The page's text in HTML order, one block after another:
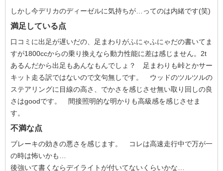
しかし今デリカのディーゼルに気持ちが…ってのは内緒です(笑)
満足している点
口コミに出足が遅いだの、足まわりがふにゃふにゃだの書いてま
すが1800ccからの乗り換えなら動力性能に差は感じません。2t
あるんだから出足もあんなもんでしょ？ 足まわりも峠とかサー
キット走る訳ではないので文句無しです。 ウッドのツルツルの
ステアリングに目線の高さ、でかさを感じさせ無い取り回しの良
さはgoodです。 間接照明的な明かりも高級感を感じさせま
す。
不満な点
ブレーキの効きの悪さを感じます。 コレは高速走行中で万が一
の時は怖いかも…
後強いて書くならデイライトが付いてないくらいかな…